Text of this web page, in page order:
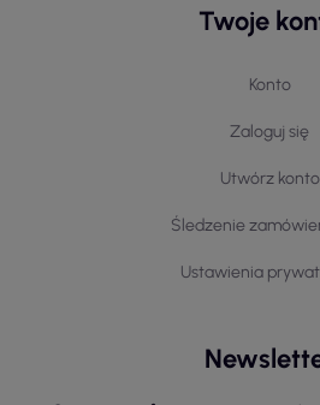
Twoje
Konto
Zaloguj się
Utwórz konto
Śledzenie
Ustawienia